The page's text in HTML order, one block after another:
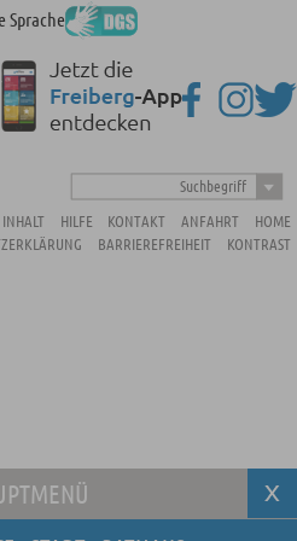
Sprache
Suchbegriff
INHALT HILFE KONTAKT ANFAHRT
HOME
BARRIEREFREIHEIT KONTRAST